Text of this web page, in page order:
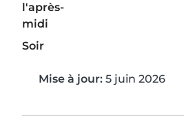
l'après-
midi
Soir
Mise à jour: 5 juin 2026